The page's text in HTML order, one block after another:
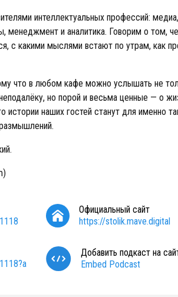
интеллектуальных профессий:
менеджмент и аналитика. Говорим о том,
с какими мыслями встают по утрам, как
что в любом кафе можно услышать не
но порой и весьма ценные — о
истории наших гостей станут для именно
Официальный сайт
https://stolik.mave.digital
Добавить подкаст на
Embed Podcast